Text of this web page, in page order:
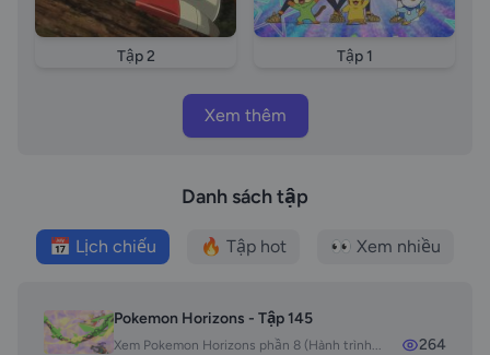
Tập 2 Tập 1
Xem thêm
Danh sách tập
📅 Lịch chiếu 🔥 Tập hot 👀 Xem nhiều
Pokemon Horizons - Tập 145
Xem Pokemon Horizons phần 8 (Hành trình... 264